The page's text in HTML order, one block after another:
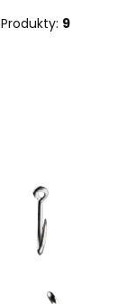
Produkty: 9